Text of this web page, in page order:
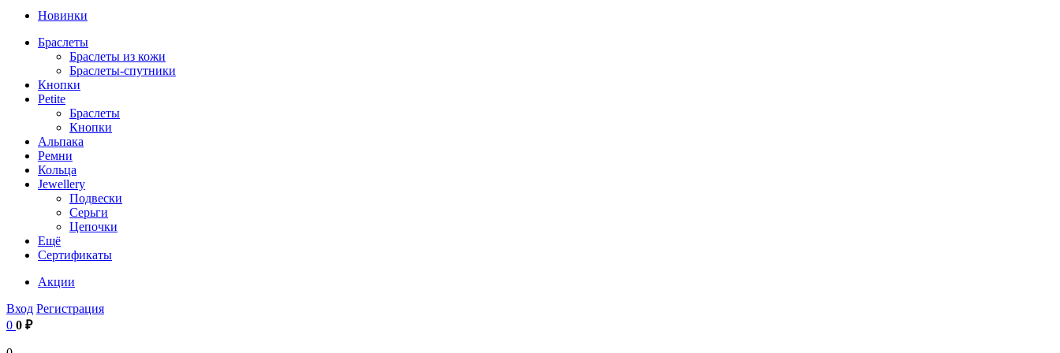
Новинки
Браслеты
Браслеты из кожи
Браслеты-спутники
Кнопки
Petite
Браслеты
Кнопки
Альпака
Ремни
Кольца
Jewellery
Подвески
Серьги
Цепочки
Ещё
Сертификаты
Акции
Вход Регистрация
0 0 ₽